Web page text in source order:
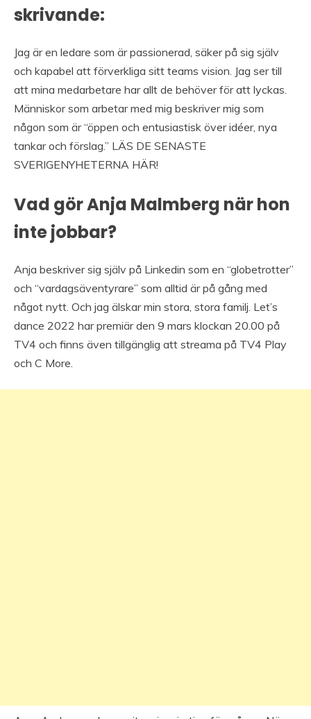
skrivande:
Jag är en ledare som är passionerad, säker på sig själv
och kapabel att förverkliga sitt teams vision. Jag ser till
att mina medarbetare har allt de behöver för att lyckas.
Människor som arbetar med mig beskriver mig som
någon som är “öppen och entusiastisk över idéer, nya
tankar och förslag.” LÄS DE SENASTE
SVERIGENYHETERNA HÄR!
Vad gör Anja Malmberg när hon
inte jobbar?
Anja beskriver sig själv på Linkedin som en “globetrotter”
och “vardagsäventyrare” som alltid är på gång med
något nytt. Och jag älskar min stora, stora familj. Let’s
dance 2022 har premiär den 9 mars klockan 20.00 på
TV4 och finns även tillgänglig att streama på TV4 Play
och C More.